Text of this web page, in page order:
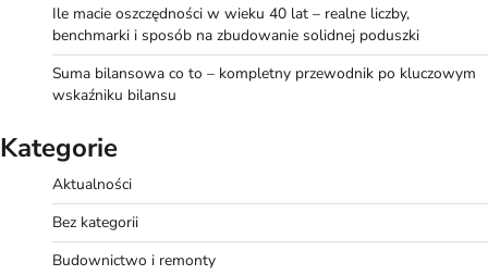
Ile macie oszczędności w wieku 40 lat – realne liczby,
benchmarki i sposób na zbudowanie solidnej poduszki
Suma bilansowa co to – kompletny przewodnik po kluczowym
wskaźniku bilansu
Kategorie
Aktualności
Bez kategorii
Budownictwo i remonty